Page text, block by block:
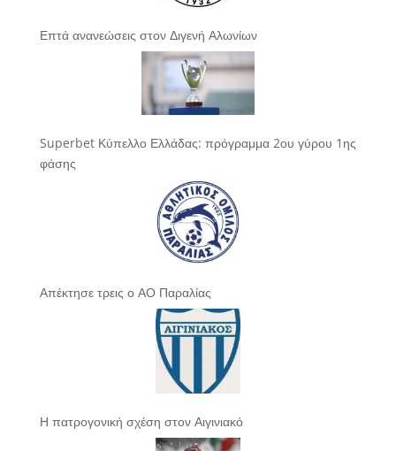
Επτά ανανεώσεις στον Διγενή Αλωνίων
Superbet Κύπελλο Ελλάδας: πρόγραμμα 2ου γύρου 1ης
φάσης
Απέκτησε τρεις ο ΑΟ Παραλίας
Η πατρογονική σχέση στον Αιγινιακό